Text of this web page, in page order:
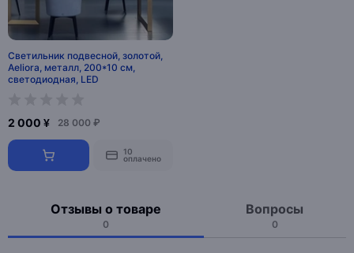
Светильник подвесной, золотой,
Aeliora, металл, 200*10 см,
светодиодная, LED
2 000 ¥ 28 000 ₽
10
оплачено
Отзывы о товаре
0
Вопросы
0